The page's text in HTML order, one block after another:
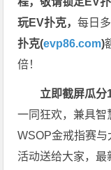
玩EV扑克，每日
扑克(evp86.com)
倍！
立即截屏瓜分
一同狂欢，兼具智
WSOP金戒指赛与
活动送给大家，最